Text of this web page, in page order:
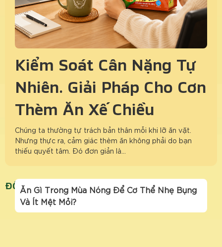
Kiểm Soát Cân Nặng Tự
Nhiên: Giải Pháp Cho Cơn
Thèm Ăn Xế Chiều
Chúng ta thường tự trách bản thân mỗi khi lỡ ăn vặt.
Nhưng thực ra, cảm giác thèm ăn không phải do bạn
thiếu quyết tâm. Đó đơn giản là…
ĐỒ ĂN MÙA NÓNG
Ăn Gì Trong Mùa Nóng Để Cơ Thể Nhẹ Bụng
Và Ít Mệt Mỏi?